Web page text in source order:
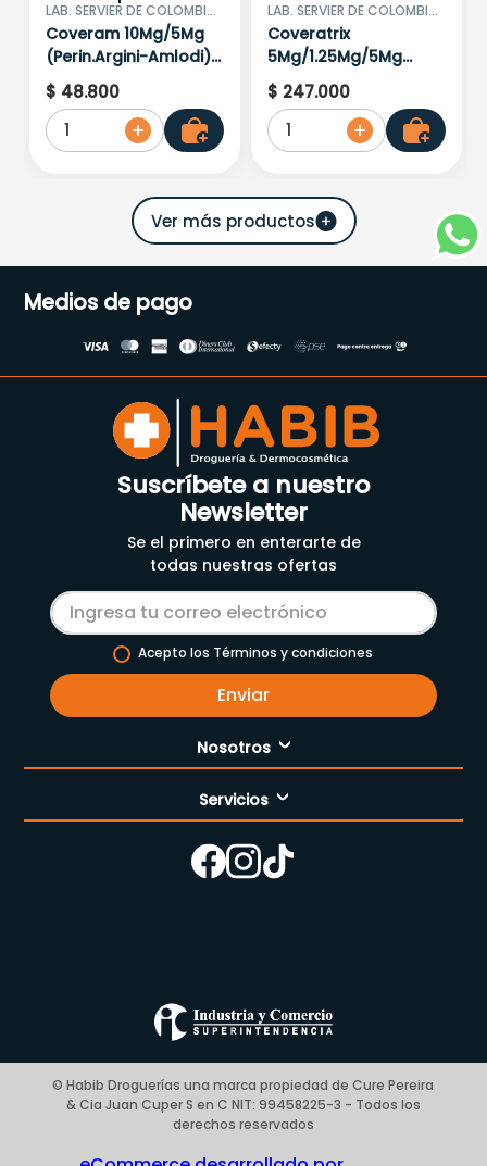
LAB. SERVIER DE COLOMBIA
S.A.S.
Coveram 10Mg/5Mg
(Perin.Argini-Amlodi)
X 30 Comprimidos
$ 48.800
1
LAB. SERVIER DE COLOMBIA
S.A.S.
Coveratrix
5Mg/1.25Mg/5Mg
(Argini-Indapa-
Amlodi) X 30 Tabletas
$ 247.000
1
Medios de pago
Suscríbete a nuestro
Newsletter
Se el primero en enterarte de
todas nuestras ofertas
Acepto los Términos y condiciones
Enviar
Nosotros
Nuestra empresa
Cómo comprar
Nuestras tiendas
Términos y condiciones
Preguntas Frecuentes Place to Pay
Politica de privacidad
Blog
Servicios
Enfermería
© Habib Droguerías una marca propiedad de Cure Pereira
& Cia Juan Cuper S en C NIT: 99458225-3 - Todos los
derechos reservados